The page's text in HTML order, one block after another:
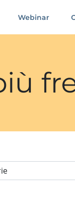
Webinar